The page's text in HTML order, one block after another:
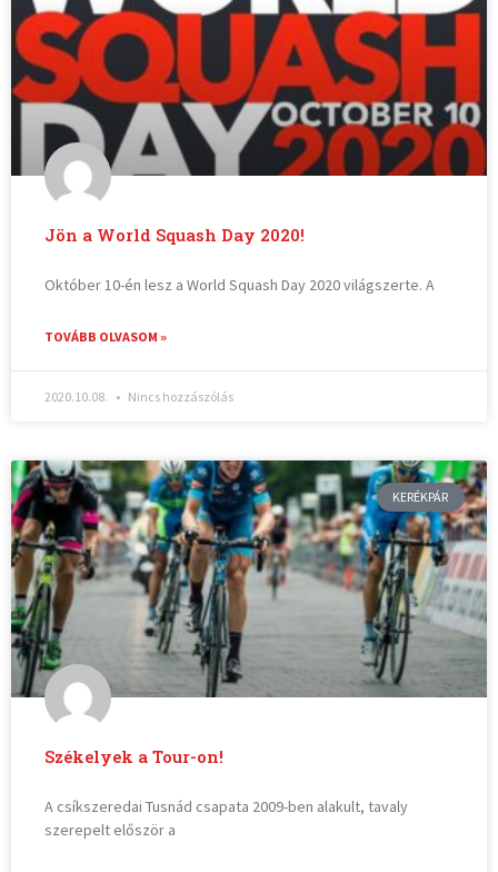
Jön a World Squash Day 2020!
Október 10-én lesz a World Squash Day 2020 világszerte. A
TOVÁBB OLVASOM »
2020.10.08. Nincs hozzászólás
KERÉKPÁR
Székelyek a Tour-on!
A csíkszeredai Tusnád csapata 2009-ben alakult, tavaly
szerepelt először a